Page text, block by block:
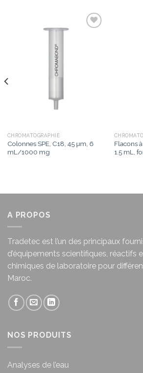
CHROMATOGRAPHIE
Colonnes SPE, C18, 45 µm, 6
mL/1000 mg
Flacons
1.5 mL,
A PROPOS
Tradetec est l’un des principaux
d’équipements scientifiques, réactifs
chimiques de laboratoire pour
Maroc.
NOS PRODUITS
Analyses de l’eau